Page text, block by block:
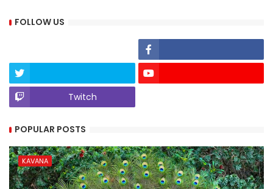
FOLLOW US
Twitch
POPULAR POSTS
KAVANA